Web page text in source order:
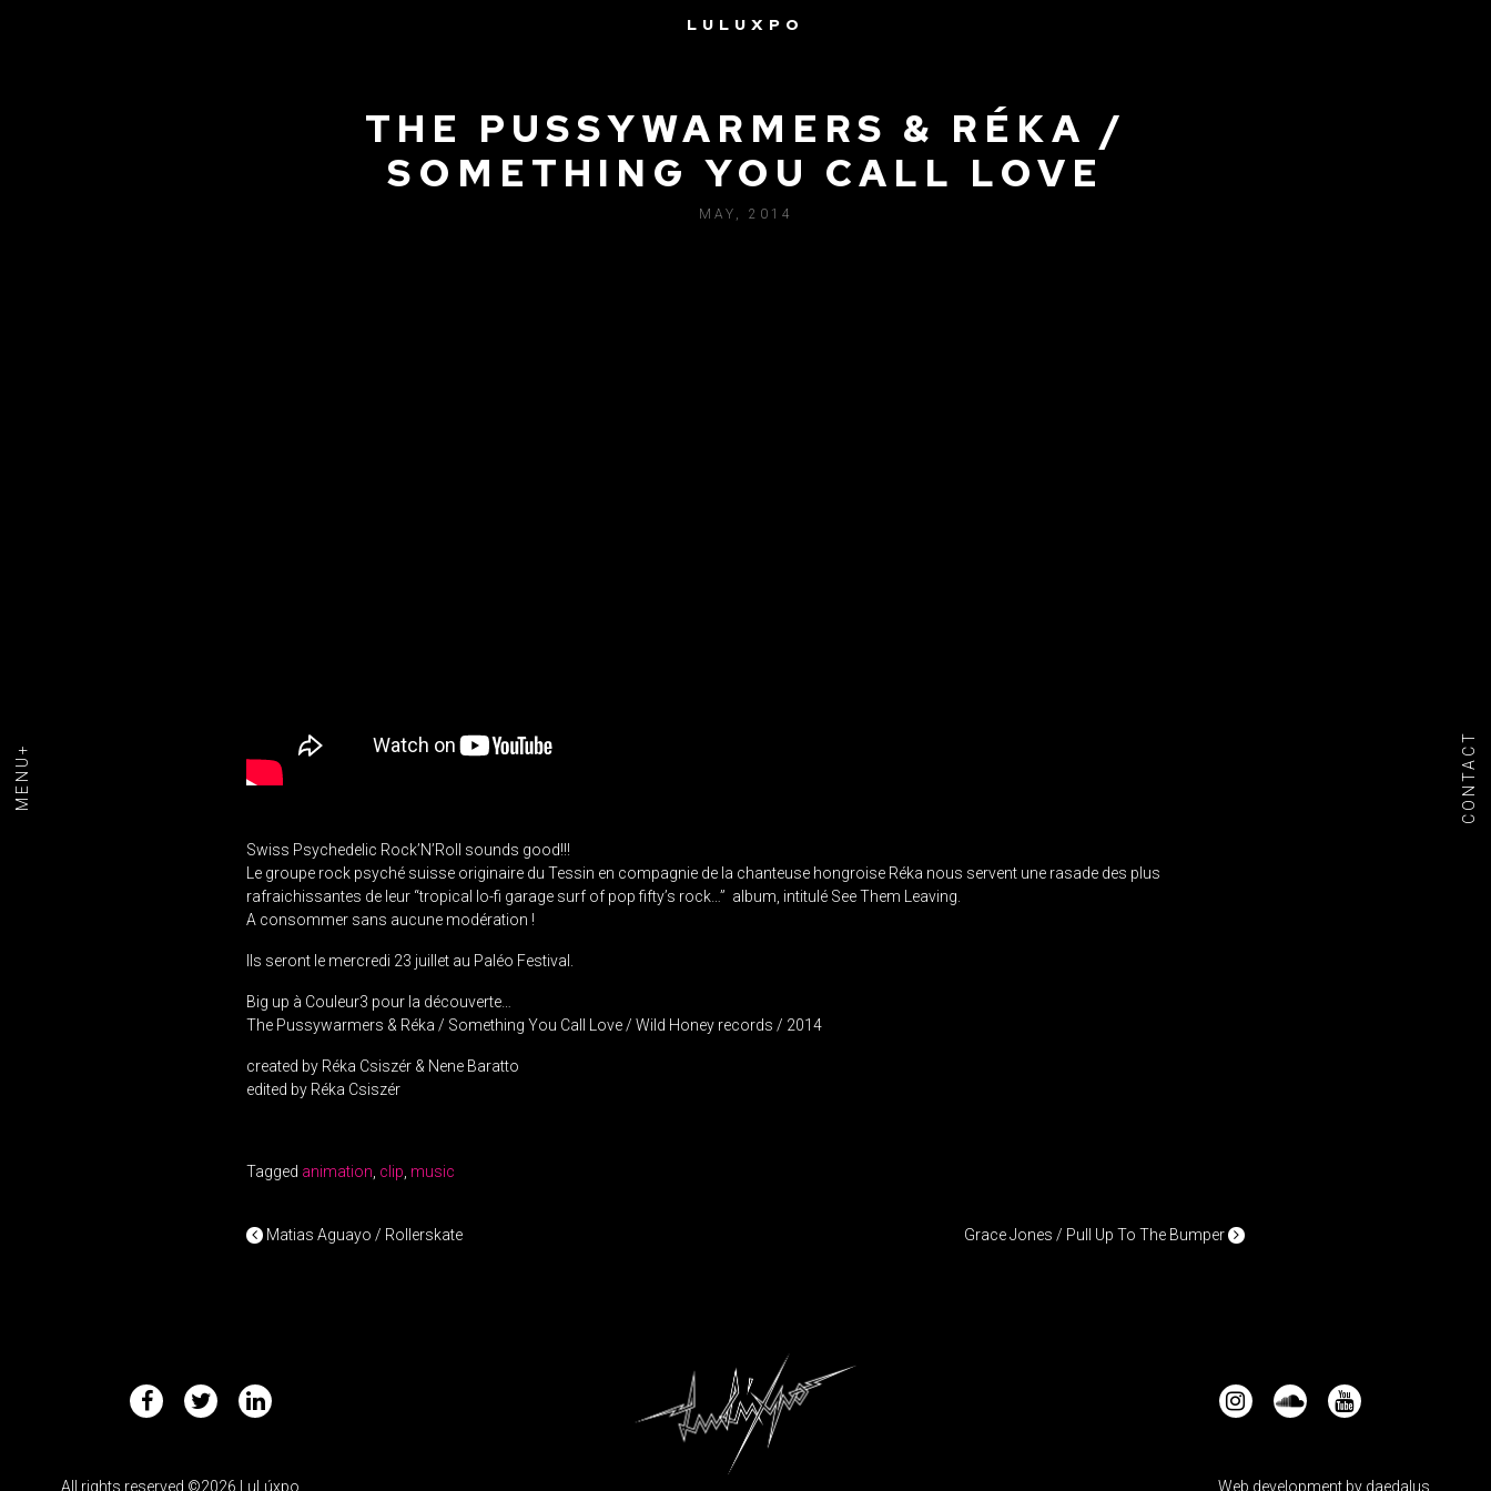
LULUXPO
MENU+ CONTACT
THE PUSSYWARMERS & RÉKA /
SOMETHING YOU CALL LOVE
MAY, 2014
Swiss Psychedelic Rock’N’Roll sounds good!!!
Le groupe rock psyché suisse originaire du Tessin en compagnie de la chanteuse hongroise Réka nous servent une rasade des plus
rafraichissantes de leur “tropical lo-fi garage surf of pop fifty’s rock…” album, intitulé See Them Leaving.
A consommer sans aucune modération !
Ils seront le mercredi 23 juillet au Paléo Festival.
Big up à Couleur3 pour la découverte…
The Pussywarmers & Réka / Something You Call Love / Wild Honey records / 2014
created by Réka Csiszér & Nene Baratto
edited by Réka Csiszér
Tagged animation, clip, music
POST NAVIGATION
Matias Aguayo / Rollerskate Grace Jones / Pull Up To The Bumper
All rights reserved ©2026 LuLúxpo Web development by daedalus